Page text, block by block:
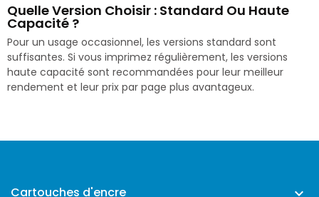
Quelle Version Choisir : Standard Ou Haute
Capacité ?
Pour un usage occasionnel, les versions standard sont
suffisantes. Si vous imprimez régulièrement, les versions
haute capacité sont recommandées pour leur meilleur
rendement et leur prix par page plus avantageux.
Cartouches d'encre 